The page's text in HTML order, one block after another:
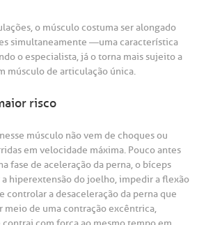
o músculo costuma ser alongado
simultaneamente —uma característica
o especialista, já o torna mais sujeito a
músculo de articulação única.
risco
músculo não vem de choques ou
em velocidade máxima. Pouco antes
fase de aceleração da perna, o bíceps
hiperextensão do joelho, impedir a flexão
controlar a desaceleração da perna que
meio de uma contração excêntrica,